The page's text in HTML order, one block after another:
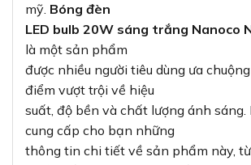
mỹ. Bóng đèn
LED bulb 20W sáng trắng Nanoco
là một sản phẩm
được nhiều người tiêu dùng ưa
điểm vượt trội về hiệu
suất, độ bền và chất lượng ánh sáng.
cung cấp cho bạn những
thông tin chi tiết về sản phẩm này,